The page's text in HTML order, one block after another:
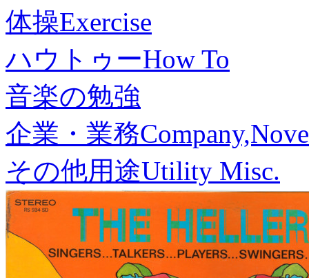
体操Exercise
ハウトゥーHow To
音楽の勉強
企業・業務
その他用途Utility Misc.